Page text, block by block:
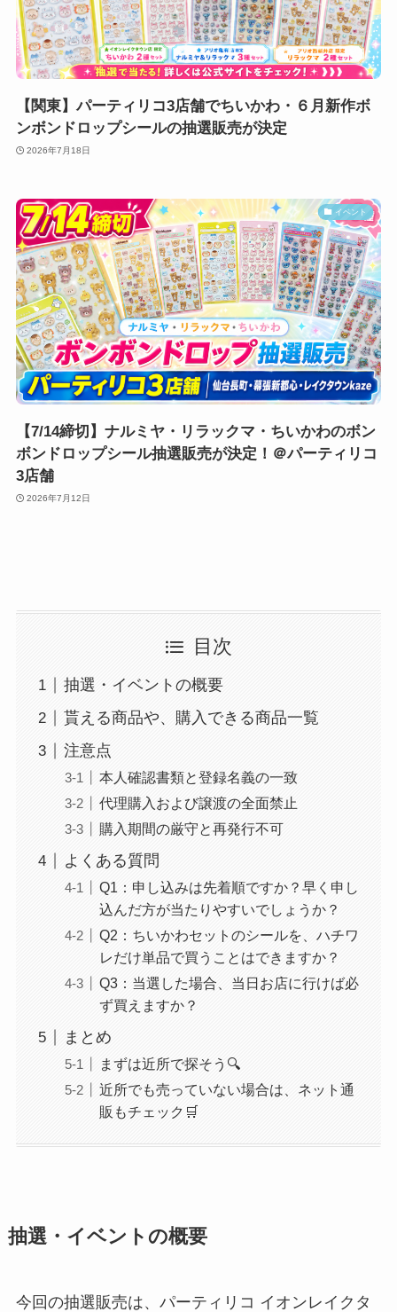
【関東】パーティリコ3店舗でちいかわ・６月新作ボ
ンボンドロップシールの抽選販売が決定
2026年7月18日
イベント
【7/14締切】ナルミヤ・リラックマ・ちいかわのボン
ボンドロップシール抽選販売が決定！＠パーティリコ
3店舗
2026年7月12日
目次
抽選・イベントの概要
貰える商品や、購入できる商品一覧
注意点
本人確認書類と登録名義の一致
代理購入および譲渡の全面禁止
購入期間の厳守と再発行不可
よくある質問
Q1：申し込みは先着順ですか？早く申し
込んだ方が当たりやすいでしょうか？
Q2：ちいかわセットのシールを、ハチワ
レだけ単品で買うことはできますか？
Q3：当選した場合、当日お店に行けば必
ず買えますか？
まとめ
まずは近所で探そう🔍
近所でも売っていない場合は、ネット通
販もチェック🛒
抽選・イベントの概要
今回の抽選販売は、パーティリコ イオンレイクタ